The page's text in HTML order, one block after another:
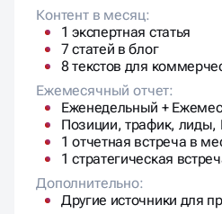
Контент в месяц:
1 экспертная статья
7 статей в блог
8 текстов для
Ежемесячный отчет:
Еженедельный +
Позиции, трафик, лиды,
1 отчетная встреча в
1 стратегическая
Дополнительно:
Другие источники для